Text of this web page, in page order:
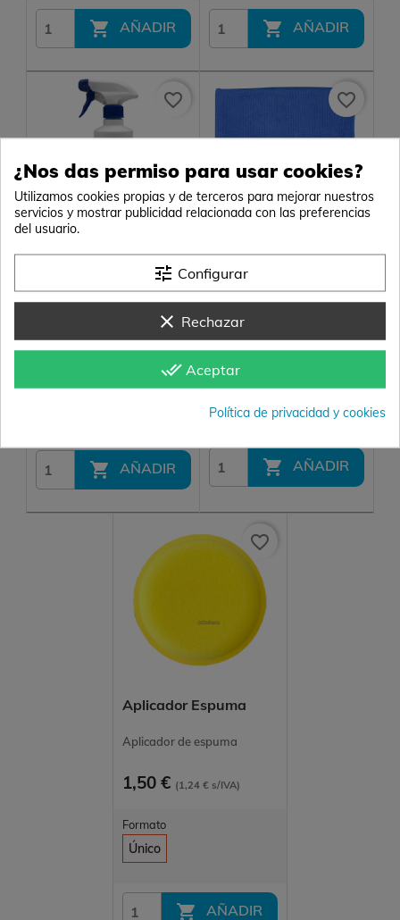
 AÑADIR  AÑADIR
Repelente hidrófugo
antimanchas para tejidos
24,70 €(20,41 € s/IVA)
 AÑADIR
favorite_border
Brite 3M
Paño de microfibra multi
1,50 €(1,24 € s/IVA)
Color
 AÑADIR
favorite_border
Aplicador Espuma
Aplicador de espuma
1,50 € (1,24 € s/IVA)
Formato
Único
 AÑADIR
favorite_border
¿Nos das permiso para usar cookies?
Utilizamos cookies propias y de terceros para mejorar nuestros
servicios y mostrar publicidad relacionada con las preferencias
del usuario.
tune Configurar
clear Rechazar
done_all Aceptar
Política de privacidad y cookies